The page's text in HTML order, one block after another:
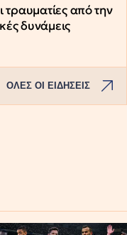
τραυματίες από την
δυνάμεις
ΟΛΕΣ ΟΙ ΕΙΔΗΣΕΙΣ